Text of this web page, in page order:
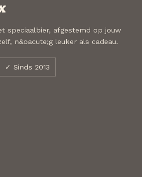
speciaalbier, afgestemd op jouw
n&oacute;g leuker als cadeau.
✓ Sinds 2013